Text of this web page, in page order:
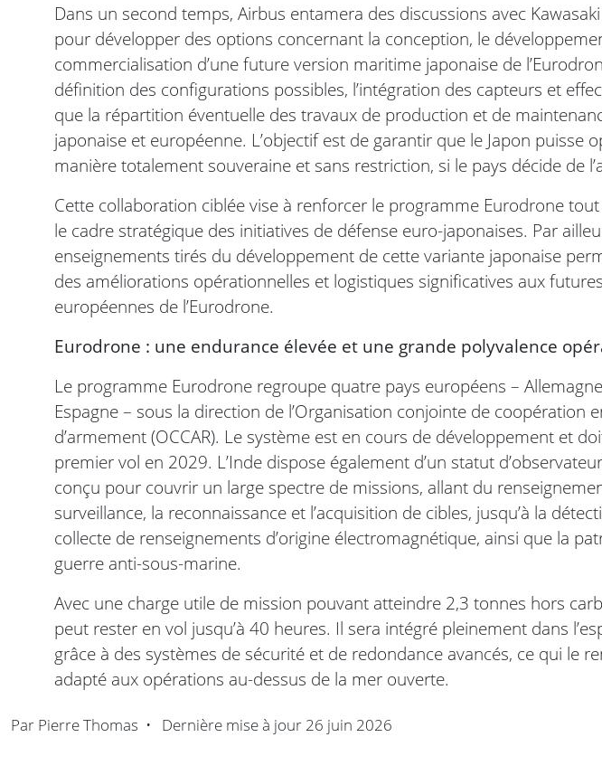
Dans un second temps, Airbus entamera des discussions avec
pour développer des options concernant la conception, le
commercialisation d’une future version maritime japonaise de
définition des configurations possibles, l’intégration des capteurs et
que la répartition éventuelle des travaux de production et de
japonaise et européenne. L’objectif est de garantir que le Japon puisse
manière totalement souveraine et sans restriction, si le pays décide de
Cette collaboration ciblée vise à renforcer le programme Eurodrone
le cadre stratégique des initiatives de défense euro-japonaises. Par
enseignements tirés du développement de cette variante japonaise
des améliorations opérationnelles et logistiques significatives aux
européennes de l’Eurodrone.
Eurodrone : une endurance élevée et une grande polyvalence
Le programme Eurodrone regroupe quatre pays européens –
Espagne – sous la direction de l’Organisation conjointe de coopération
d’armement (OCCAR). Le système est en cours de développement et
premier vol en 2029. L’Inde dispose également d’un statut
conçu pour couvrir un large spectre de missions, allant du
surveillance, la reconnaissance et l’acquisition de cibles, jusqu’à la
collecte de renseignements d’origine électromagnétique, ainsi que la
guerre anti-sous-marine.
Avec une charge utile de mission pouvant atteindre 2,3 tonnes hors
peut rester en vol jusqu’à 40 heures. Il sera intégré pleinement dans
grâce à des systèmes de sécurité et de redondance avancés, ce qui le
adapté aux opérations au-dessus de la mer ouverte.
Par Pierre Thomas • Dernière mise à jour 26 juin 2026